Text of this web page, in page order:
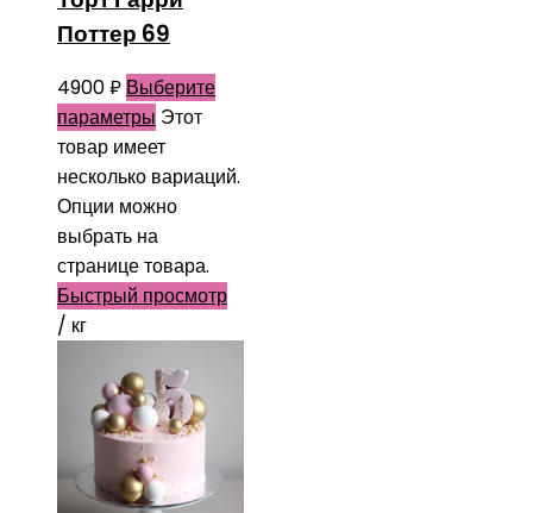
Поттер 69
4900₽ Выберите
параметры Этот
товар имеет
несколько вариаций.
Опции можно
выбрать на
странице товара.
Быстрый просмотр
/ кг